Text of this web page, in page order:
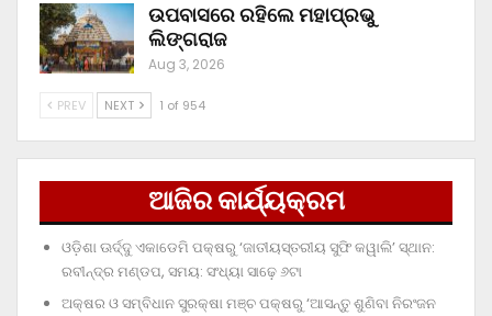
ଉପବାସରେ ରହିଲେ ମହାପ୍ରଭୁ
ଲିଙ୍ଗରାଜ
Aug 3, 2026
PREV NEXT 1 of 954
ଆଜିର କାର୍ଯ୍ୟକ୍ରମ
ଓଡ଼ିଶା ଊର୍ଦ୍ଦୁ ଏକାଡେମି ପକ୍ଷରୁ ‘ଜାତୀୟସ୍ତରୀୟ ସୁଫି କୱାଲି’ ସ୍ଥାନ:
ରବୀନ୍ଦ୍ର ମଣ୍ଡପ, ସମୟ: ସଂଧ୍ୟା ସାଢ଼େ ୬ଟା
ଅକ୍ଷର ଓ ସମ୍ବିଧାନ ସୁରକ୍ଷା ମଞ୍ଚ ପକ୍ଷରୁ ‘ଆସନ୍ତୁ ଶୁଣିବା ନିରଂଜନ